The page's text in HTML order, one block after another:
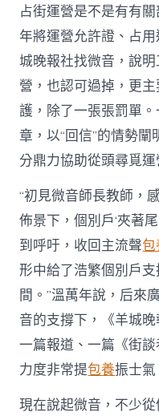
占街運營是不是有有
年將運營允許證、占
城晚報社找微音，說
營，也認可過掉，更
護，除了一張張罰單
章，以“回信”的情勢
分鼎力協助從頭尋覓運
“初見微音師長教師，
佈景下，個別戶‘夾著
到呼吁，收回主流聲包
形中給了浩繁個別戶
間。”溫萬年說，后來
音的支撐下，《羊城
一篇報道、一篇《街
力度非常提包養振士氣
現在說起微音，不少